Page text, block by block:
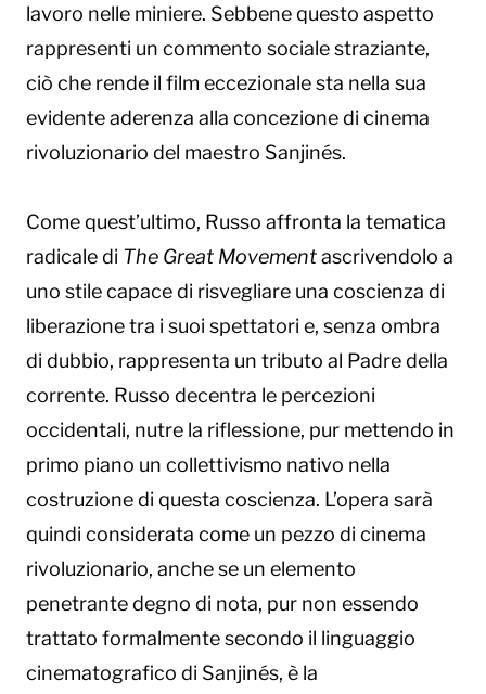
lavoro nelle miniere. Sebbene questo aspetto
rappresenti un commento sociale straziante,
ciò che rende il film eccezionale sta nella sua
evidente aderenza alla concezione di cinema
rivoluzionario del maestro Sanjinés.
Come quest’ultimo, Russo affronta la tematica
radicale di The Great Movementascrivendolo a
uno stile capace di risvegliare una coscienza di
liberazione tra i suoi spettatori e, senza ombra
di dubbio, rappresenta un tributo al Padre della
corrente. Russo decentra le percezioni
occidentali, nutre la riflessione, pur mettendo in
primo piano un collettivismo nativo nella
costruzione di questa coscienza. L’opera sarà
quindi considerata come un pezzo di cinema
rivoluzionario, anche se un elemento
penetrante degno di nota, pur non essendo
trattato formalmente secondo il linguaggio
cinematografico di Sanjinés, è la